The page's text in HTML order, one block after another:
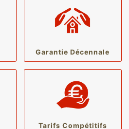
Garantie Décennale
Tarifs Compétitifs